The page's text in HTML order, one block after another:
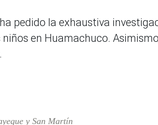
pedido la exhaustiva
en Huamachuco.
y San Martín